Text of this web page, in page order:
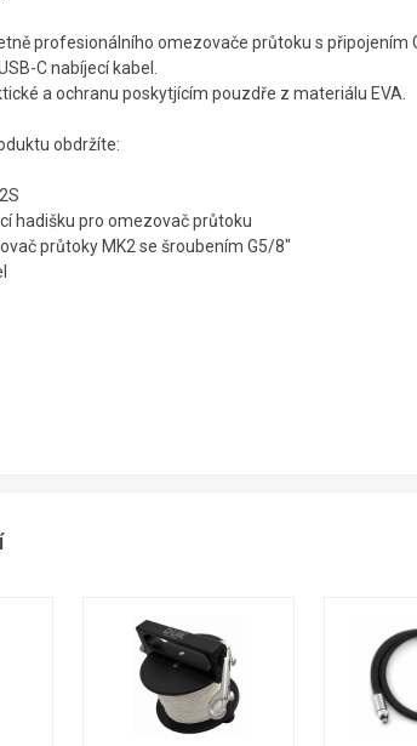
profesionálního omezovače průtoku s připojením
C nabíjecí kabel.
a ochranu poskytjícím pouzdře z materiálu EVA.
obdržíte:
hadišku pro omezovač průtoku
průtoky MK2 se šroubením G5/8"